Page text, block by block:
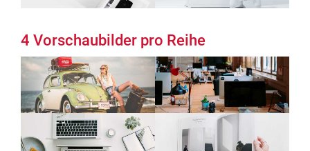
4 Vorschaubilder pro Reihe